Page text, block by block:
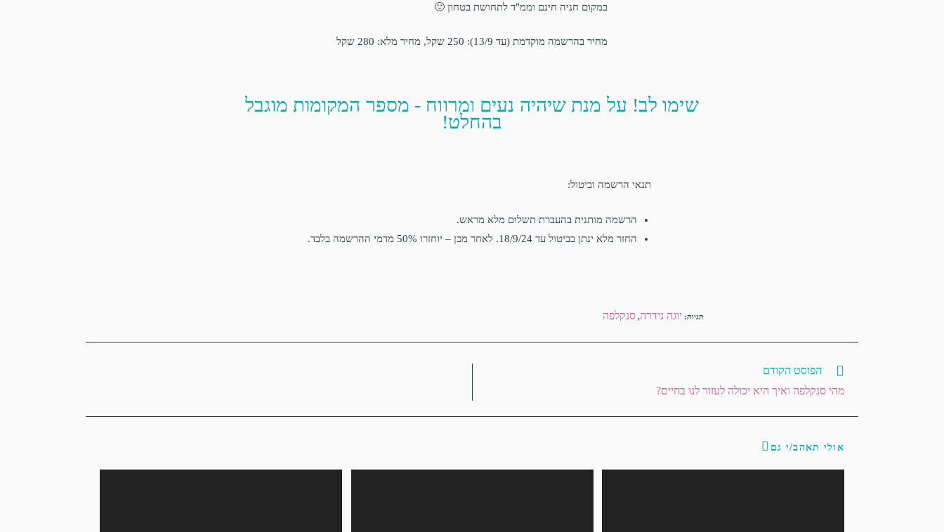
במקום חניה חינם וממ"ד לתחושת בטחון 🙂
מחיר בהרשמה מוקדמת (עד 13/9): 250 שקל, מחיר מלא: 280 שקל
שימו לב! על מנת שיהיה נעים ומרווח - מספר המקומות מוגבל
בהחלט!
תנאי הרשמה וביטול:
הרשמה מותנית בהעברת תשלום מלא מראש.
החזר מלא ינתן בביטול עד 18/9/24. לאחר מכן – יוחזרו 50% מדמי ההרשמה בלבד.
תגיות: יוגה נידרה, סנקלפה
הפוסט הקודם
מהי סנקלפה ואיך היא יכולה לעזור לנו בחיים?
אולי תאהב/י גם